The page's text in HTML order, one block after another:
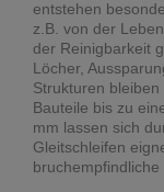
entstehen
z.B. von der
der Reinigbarkeit
Löcher,
Strukturen
Bauteile bis zu
mm lassen sich
Gleitschleifen
bruchempfindliche